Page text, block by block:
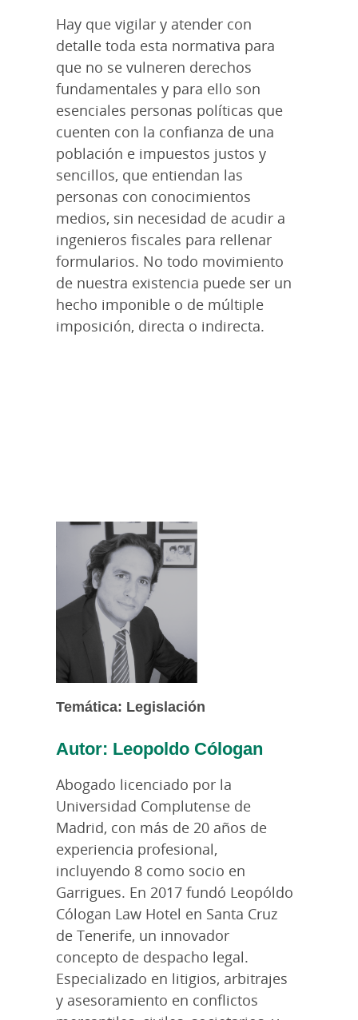
Hay que vigilar y atender con
detalle toda esta normativa para
que no se vulneren derechos
fundamentales y para ello son
esenciales personas políticas que
cuenten con la confianza de una
población e impuestos justos y
sencillos, que entiendan las
personas con conocimientos
medios, sin necesidad de acudir a
ingenieros fiscales para rellenar
formularios. No todo movimiento
de nuestra existencia puede ser un
hecho imponible o de múltiple
imposición, directa o indirecta.
Temática: Legislación
Autor: Leopoldo Cólogan
Abogado licenciado por la
Universidad Complutense de
Madrid, con más de 20 años de
experiencia profesional,
incluyendo 8 como socio en
Garrigues. En 2017 fundó Leopóldo
Cólogan Law Hotel en Santa Cruz
de Tenerife, un innovador
concepto de despacho legal.
Especializado en litigios, arbitrajes
y asesoramiento en conflictos